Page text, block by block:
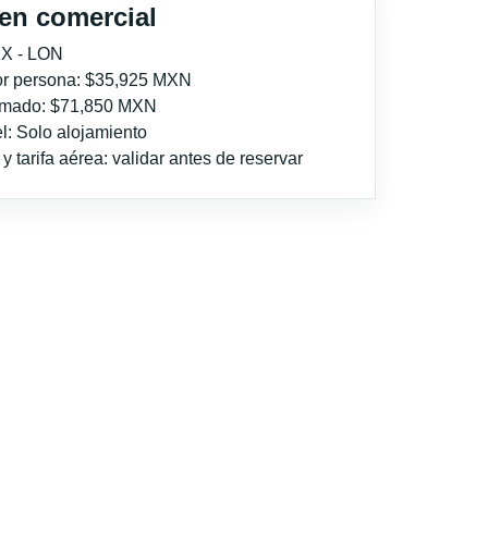
comercial
- LON
persona: $35,925 MXN
$71,850 MXN
Solo alojamiento
tarifa aérea: validar antes de reservar